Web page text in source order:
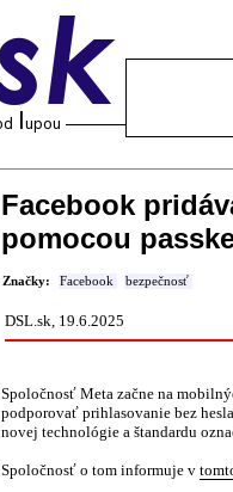
Facebook
pomocou
Značky: Facebook bezpečnosť
DSL.sk, 19.6.2025
Spoločnosť Meta začne na
podporovať prihlasovanie bez
novej technológie a štandardu
Spoločnosť o tom informuje v